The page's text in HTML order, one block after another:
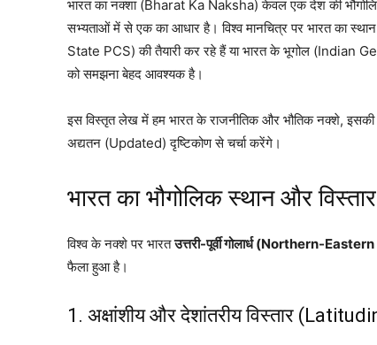
भारत का नक्शा (Bharat Ka Naksha) केवल एक देश की
सभ्यताओं में से एक का आधार है। विश्व मानचित्र पर भारत का
State PCS) की तैयारी कर रहे हैं या भारत के भूगोल (Indian
को समझना बेहद आवश्यक है।
इस विस्तृत लेख में हम भारत के राजनीतिक और भौतिक नक्शे, इसकी
अद्यतन (Updated) दृष्टिकोण से चर्चा करेंगे।
भारत का भौगोलिक स्थान और
विश्व के नक्शे पर भारतउत्तरी-पूर्वी गोलार्ध (Northern-
फैला हुआ है।
1. अक्षांशीय और देशांतरीय विस्तार